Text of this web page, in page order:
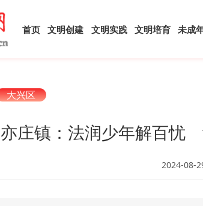
首页 文明创建 文明实践 文明培育 未成
大兴区
亦庄镇：法润少年解百忧
2024-08-